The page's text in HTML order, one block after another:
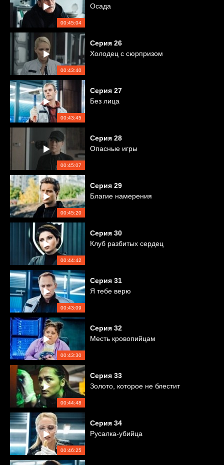
00:45:04
Осада
00:43:40
Серия 26
Холодец с сюрпризом
00:43:45
Серия 27
Без лица
00:45:07
Серия 28
Опасные игры
00:45:20
Серия 29
Благие намерения
00:44:42
Серия 30
Клуб разбитых сердец
00:43:09
Серия 31
Я тебе верю
00:43:30
Серия 32
Месть кровопийцам
00:44:48
Серия 33
Золото, которое не блестит
00:46:25
Серия 34
Русалка-убийца